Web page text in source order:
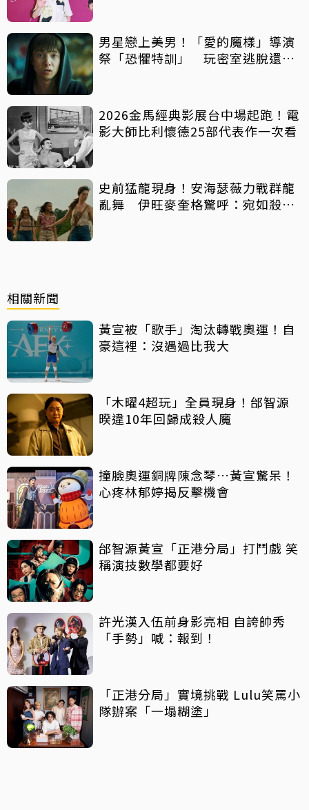
男星戀上美男！「愛的魔樣」導演
祭「恐懼特訓」 玩密室逃脫還得
2026金馬經典影展台中場起跑！電
影大師比利懷德25部代表作一次看
史前猛龍現身！安海瑟薇力戰群龍
亂舞 伊旺麥奎格驚呼：宛如殺人
相關新聞
黃宣被「歌手」淘汰轉戰奧運！自
豪這裡：沒遇過比我大
「木曜4超玩」全員現身！邰智源
暌違10年回歸成殺人魔
撞臉奧運銅牌陳念琴…黃宣驚呆！
心疼林郁婷揭反擊機會
邰智源黃宣「正港分局」打鬥戲 笑
稱演技數學都要好
許光漢入伍前身影亮相 自誇帥秀
「手勢」喊：報到！
「正港分局」實境挑戰 Lulu笑罵小
隊辦案「一塌糊塗」